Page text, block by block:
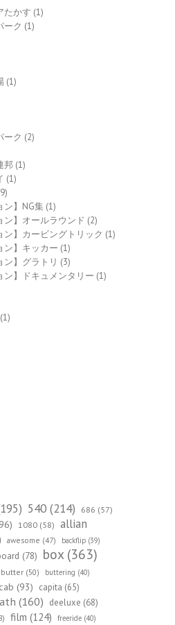
たかす (1)
ーク (1)
(1)
ーク (2)
邦 (1)
(1)
ン】NG集 (1)
ン】オールラウンド (2)
ン】カービングトリック (1)
ン】キッカー (1)
ン】グラトリ (3)
ン】ドキュメンタリー (1)
(1)
540 (214) 686 (57)
1080 (58) allian
awesome (47) backflip (39)
(78) box(363)
butter (50) buttering (40)
cab (93) capita (65)
(160) deeluxe (68)
film (124) freeride (40)